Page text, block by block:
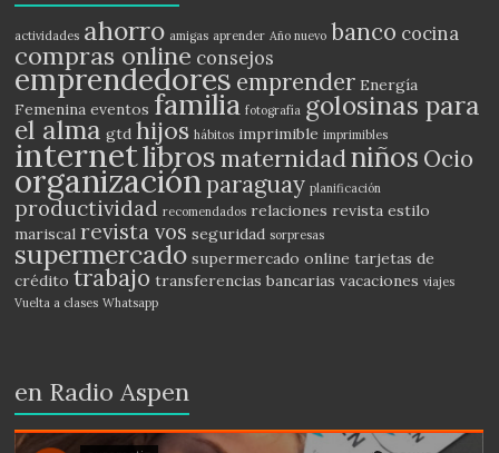
actividades ahorro amigas aprender Año nuevo banco cocina
compras online consejos
emprendedores emprender Energía
Femenina eventos familia fotografía golosinas para
el alma gtd hijos hábitos imprimible imprimibles
internetlibros maternidadniños Ocio
organizaciónparaguay planificación
productividad recomendados relaciones revista estilo
mariscal revista vos seguridad sorpresas
supermercado supermercado online tarjetas de
crédito trabajo transferencias bancarias vacaciones viajes
Vuelta a clases Whatsapp
en Radio Aspen